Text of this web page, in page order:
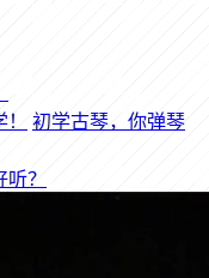
初学古琴，你弹琴